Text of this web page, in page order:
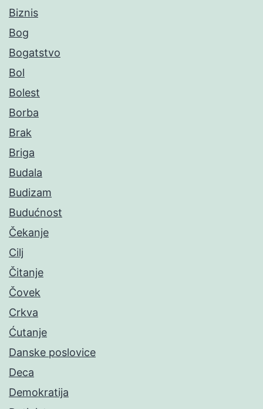
Biznis
Bog
Bogatstvo
Bol
Bolest
Borba
Brak
Briga
Budala
Budizam
Budućnost
Čekanje
Cilj
Čitanje
Čovek
Crkva
Ćutanje
Danske poslovice
Deca
Demokratija